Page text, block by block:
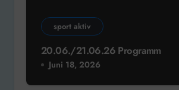
sport aktiv
20.06./21.06.26 Programm
Juni 18, 2026